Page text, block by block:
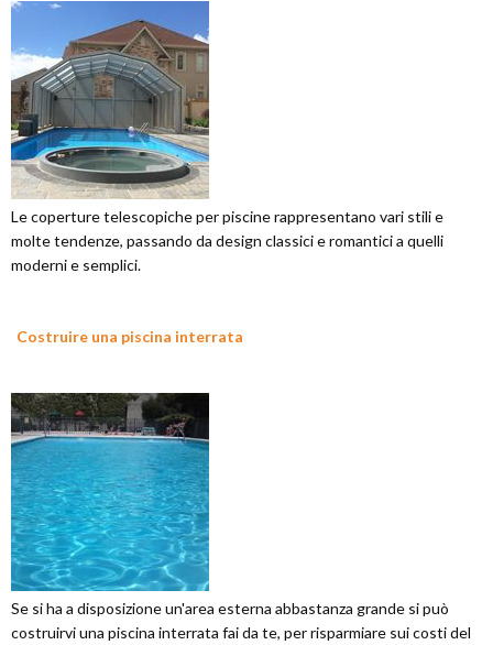
Le coperture telescopiche per piscine rappresentano vari stili e
molte tendenze, passando da design classici e romantici a quelli
moderni e semplici.
Costruire una piscina interrata
Se si ha a disposizione un'area esterna abbastanza grande si può
costruirvi una piscina interrata fai da te, per risparmiare sui costi del